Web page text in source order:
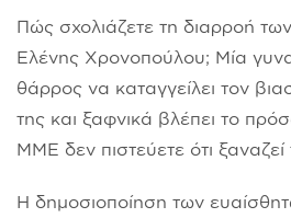
Πώς σχολιάζετε τη διαρροή
Ελένης Χρονοπούλου; Μία
θάρρος να καταγγείλει τον
της και ξαφνικά βλέπει το
ΜΜΕ δεν πιστεύετε ότι ξαναζεί
Η δημοσιοποίηση των